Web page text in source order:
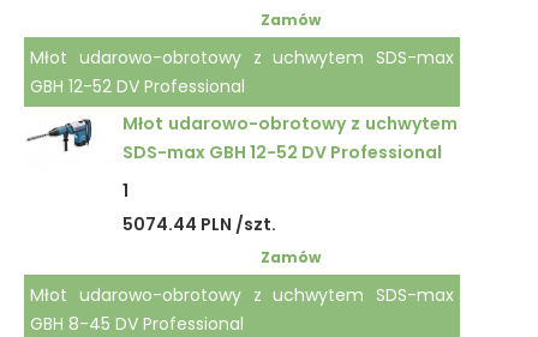
Zamów
Młot udarowo-obrotowy z uchwytem SDS-max
GBH 12-52 DV Professional
Młot udarowo-obrotowy z uchwytem
SDS-max GBH 12-52 DV Professional
1
5074.44 PLN /szt.
Zamów
Młot udarowo-obrotowy z uchwytem SDS-max
GBH 8-45 DV Professional